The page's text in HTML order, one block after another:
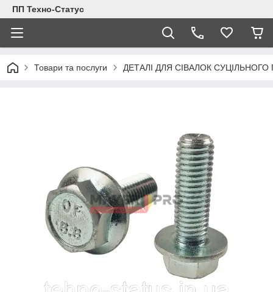
ПП Техно-Статус
Товари та послуги ДЕТАЛІ ДЛЯ СІВАЛОК СУЦІЛЬНОГО